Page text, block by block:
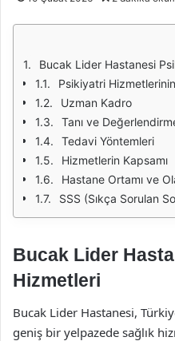
Bucak Lider Hastanesi
Psikiyatri
Uzman Kadro
Tanı ve
Tedavi Yöntemleri
Hizmetlerin Kapsamı
Hastane Ortamı ve
SSS (Sıkça Sorulan
Bucak Lider
Hizmetleri
Bucak Lider Hastanesi,
geniş bir yelpazede sağlık